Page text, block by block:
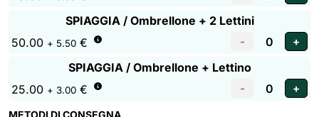
SPIAGGIA / Ombrellone + 2 Lettini
50.00 + 5.50 €
SPIAGGIA / Ombrellone + Lettino
25.00 + 3.00 €
METODI DI CONSEGNA